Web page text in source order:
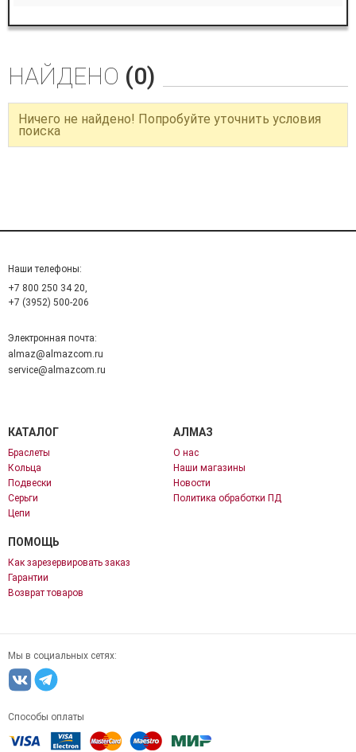
НАЙДЕНО (0)
Ничего не найдено! Попробуйте уточнить условия
поиска
Наши телефоны:
+7 800 250 34 20,
+7 (3952) 500-206
Электронная почта:
almaz@almazcom.ru
service@almazcom.ru
КАТАЛОГ
Браслеты
Кольца
Подвески
Серьги
Цепи
АЛМАЗ
О нас
Наши магазины
Новости
Политика обработки ПД
ПОМОЩЬ
Как зарезервировать заказ
Гарантии
Возврат товаров
Мы в социальных сетях:
Способы оплаты